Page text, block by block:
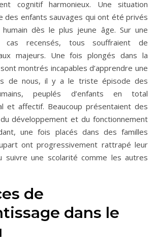
cognitif harmonieux. Une situation
des enfants sauvages qui ont été privés
dès le plus jeune âge. Sur une
cas recensés, tous souffraient de
majeurs. Une fois plongés dans la
montrés incapables d’apprendre une
de nous, il y a le triste épisode des
peuplés d’enfants en total
et affectif. Beaucoup présentaient des
développement et du fonctionnement
une fois placés dans des familles
ont progressivement rattrapé leur
une scolarité comme les autres
de
dans le